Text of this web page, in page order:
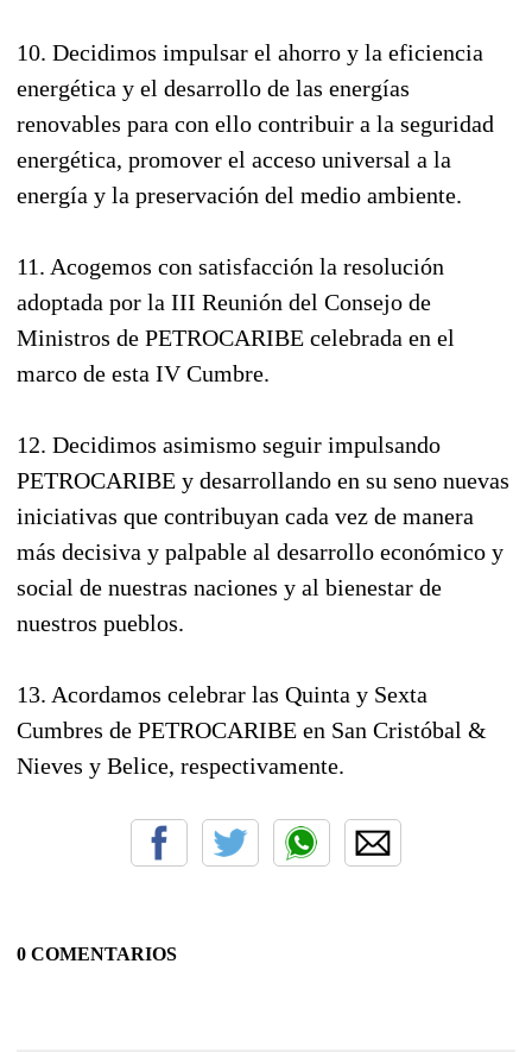
10. Decidimos impulsar el ahorro y la eficiencia
energética y el desarrollo de las energías
renovables para con ello contribuir a la seguridad
energética, promover el acceso universal a la
energía y la preservación del medio ambiente.
11. Acogemos con satisfacción la resolución
adoptada por la III Reunión del Consejo de
Ministros de PETROCARIBE celebrada en el
marco de esta IV Cumbre.
12. Decidimos asimismo seguir impulsando
PETROCARIBE y desarrollando en su seno nuevas
iniciativas que contribuyan cada vez de manera
más decisiva y palpable al desarrollo económico y
social de nuestras naciones y al bienestar de
nuestros pueblos.
13. Acordamos celebrar las Quinta y Sexta
Cumbres de PETROCARIBE en San Cristóbal &
Nieves y Belice, respectivamente.
0 COMENTARIOS